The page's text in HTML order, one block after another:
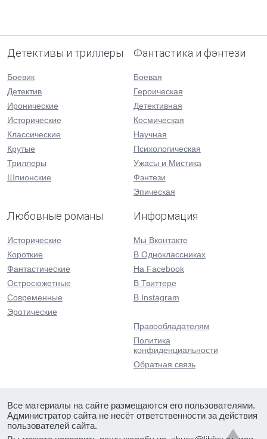
Детективы и триллеры
Боевик
Детектив
Иронические
Исторические
Классические
Крутые
Триллеры
Шпионские
Фантастика и фэнтези
Боевая
Героическая
Детективная
Космическая
Научная
Психологическая
Ужасы и Мистика
Фэнтези
Эпическая
Любовные романы
Исторические
Короткие
Фантастические
Остросюжетные
Современные
Эротические
Информация
Мы Вконтакте
В Одноклассниках
На Facebook
В Твиттере
В Instagram
Правообладателям
Политика
конфиденциальности
Обратная связь
Все материалы на сайте размещаются его пользователями.
Администратор сайта не несёт ответственности за действия
пользователей сайта.